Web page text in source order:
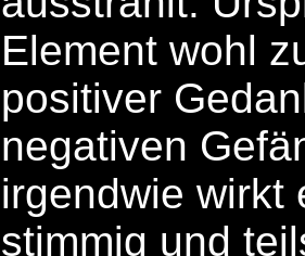
Element wohl
positiver
negativen
irgendwie wirkt
stimmig und